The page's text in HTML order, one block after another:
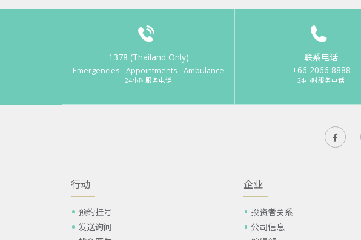
1378 (Thailand Only)
Emergencies - Appointments - Ambulance
24小时服务电话
联系电话
+66 2066 8888
24小时服务电话
行动
预约挂号
发送询问
企业
投资者关系
公司信息